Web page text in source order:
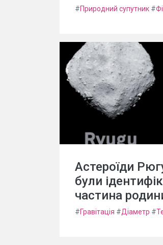
#Природний супутник #
Астероїди
були
частина
#Гравітація #Діаметр #